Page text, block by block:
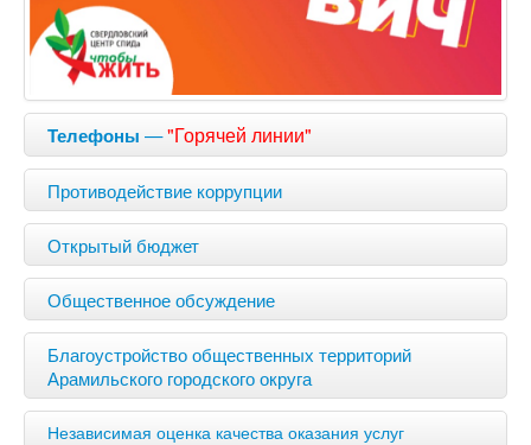
Телефоны —"Горячей линии"
Противодействие коррупции
Открытый бюджет
Общественное обсуждение
Благоустройство общественных территорий
Арамильского городского округа
Независимая оценка качества оказания услуг